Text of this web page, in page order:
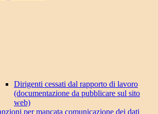
Dirigenti cessati dal rapporto di lavoro
(documentazione da pubblicare sul sito
web)
per mancata comunicazione dei dati